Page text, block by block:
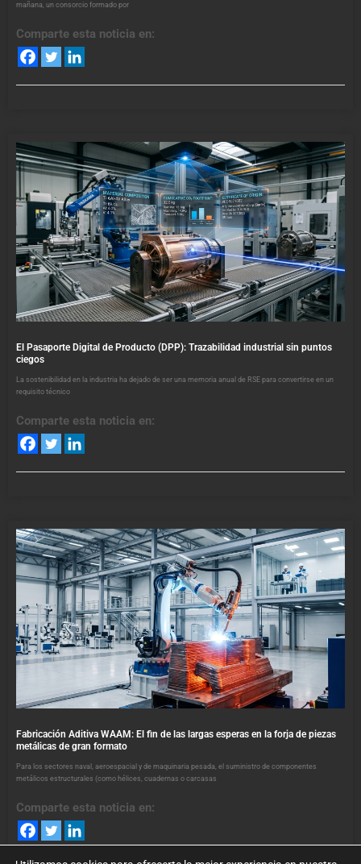
mañana, un consorcio formado por
Comparte esta noticia en:
El Pasaporte Digital de Producto (DPP): Trazabilidad industrial sin puntos
ciegos
La sostenibilidad en la industria ha dejado de ser una memoria anual de RSE para convertirse en un
requisito técnico
Comparte esta noticia en:
Fabricación Aditiva WAAM: El fin de las largas esperas en la forja de piezas
metálicas de gran formato
Para los sectores naval, aeroespacial y de maquinaria pesada, el suministro de componentes
metálicos estructurales (como hélices, cuadernas o carcasas
Comparte esta noticia en: